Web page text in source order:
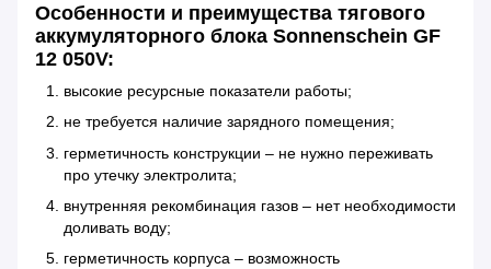
Особенности и преимущества тягового
аккумуляторного блока Sonnenschein GF
12 050V:
высокие ресурсные показатели работы;
не требуется наличие зарядного помещения;
герметичность конструкции – не нужно переживать
про утечку электролита;
внутренняя рекомбинация газов – нет необходимости
доливать воду;
герметичность корпуса – возможность